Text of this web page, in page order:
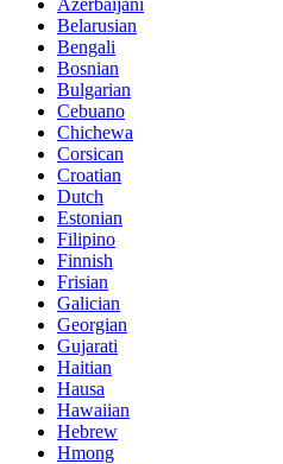
Azerbaijani
Belarusian
Bengali
Bosnian
Bulgarian
Cebuano
Chichewa
Corsican
Croatian
Dutch
Estonian
Filipino
Finnish
Frisian
Galician
Georgian
Gujarati
Haitian
Hausa
Hawaiian
Hebrew
Hmong